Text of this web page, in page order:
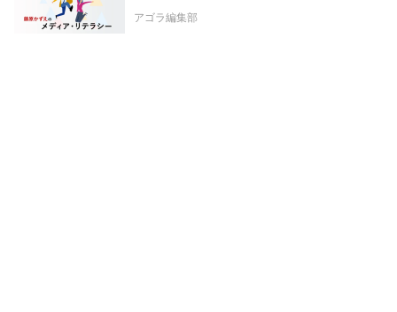
アゴラ編集部